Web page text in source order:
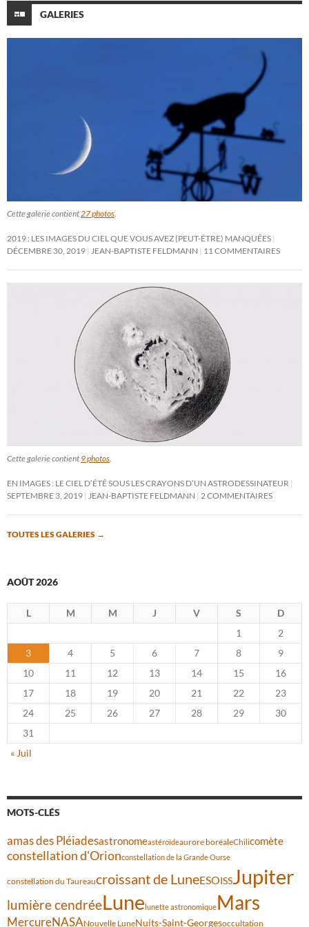
GALERIES
Cette galerie contient27 photos.
2019 : LES IMAGES DU CIEL QUE VOUS AVEZ (PEUT-ÊTRE) MANQUÉES
DÉCEMBRE 30, 2019 JEAN-BAPTISTE FELDMANN 11 COMMENTAIRES
Cette galerie contient 9 photos.
EN IMAGES : LE CIEL D’ÉTÉ SOUS LES CRAYONS D’UN ASTRODESSINATEUR
SEPTEMBRE 3, 2019 JEAN-BAPTISTE FELDMANN 2 COMMENTAIRES
TOUTES LES GALERIES →
AOÛT 2026
L M M J V S
D
1
2
3
4 5 6 7 8
9
10
11 12 13 14 15
16
17
18 19 20 21 22
23
24
25 26 27 28 29
30
31
« Juil
MOTS-CLÉS
amas des Pléiadesastronomeastéroïdeaurore boréaleChilicomète
constellation d'Orionconstellation de la Grande Ourse
constellation du Taureaucroissant de LuneESOISSJupiter
lumière cendréeLune lunette astronomiqueMars
MercureNASANouvelle LuneNuits-Saint-Georgesoccultation